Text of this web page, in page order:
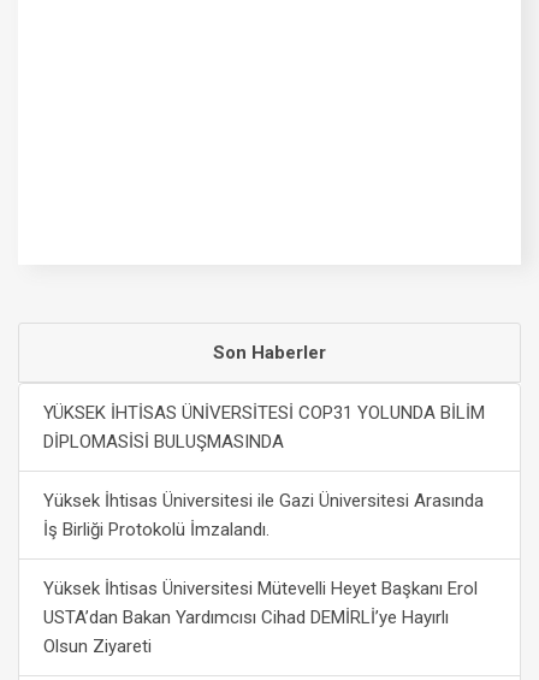
Son Haberler
YÜKSEK İHTİSAS ÜNİVERSİTESİ COP31 YOLUNDA BİLİM
DİPLOMASİSİ BULUŞMASINDA
Yüksek İhtisas Üniversitesi ile Gazi Üniversitesi Arasında
İş Birliği Protokolü İmzalandı.
Yüksek İhtisas Üniversitesi Mütevelli Heyet Başkanı Erol
USTA’dan Bakan Yardımcısı Cihad DEMİRLİ’ye Hayırlı
Olsun Ziyareti